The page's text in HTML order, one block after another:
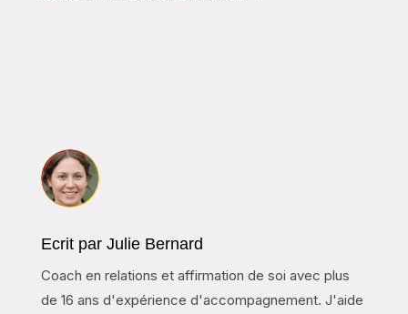
Ecrit par Julie Bernard
Coach en relations et affirmation de soi avec plus
de 16 ans d'expérience d'accompagnement. J'aide